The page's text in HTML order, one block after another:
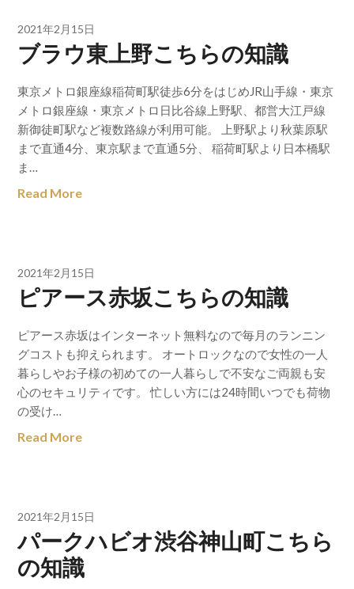
2021年2月15日
ブラウ東上野こちらの知識
東京メトロ銀座線稲荷町駅徒歩6分をはじめJR山手線・東京
メトロ銀座線・東京メトロ日比谷線上野駅、都営大江戸線
新御徒町駅など複数路線が利用可能。 上野駅より秋葉原駅
まで直通4分、東京駅まで直通5分、 稲荷町駅より日本橋駅
ま…
Read More
2021年2月15日
ピアース赤坂こちらの知識
ピアース赤坂はインターネット無料なので毎月のランニン
グコストも抑えられます。 オートロックなので女性の一人
暮らしやお子様の初めての一人暮らしで不安なご両親も安
心のセキュリティです。 忙しい方には24時間いつでも荷物
の受け…
Read More
2021年2月15日
パークハビオ渋谷神山町こちら
の知識